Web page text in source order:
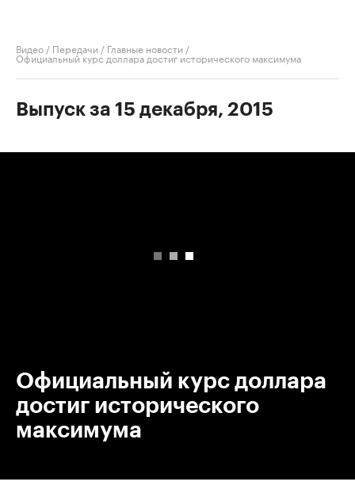
Видео / Передачи / Главные новости /
Официальный курс доллара достиг исторического максимума
Выпуск за 15 декабря, 2015
Официальный курс доллара
достиг исторического
максимума